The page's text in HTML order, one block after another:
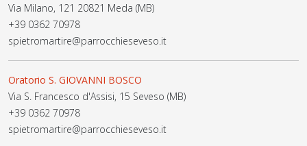
Via Milano, 121 20821 Meda (MB)
+39 0362 70978
spietromartire@parrocchieseveso.it
Oratorio S. GIOVANNI BOSCO
Via S. Francesco d'Assisi, 15 Seveso (MB)
+39 0362 70978
spietromartire@parrocchieseveso.it